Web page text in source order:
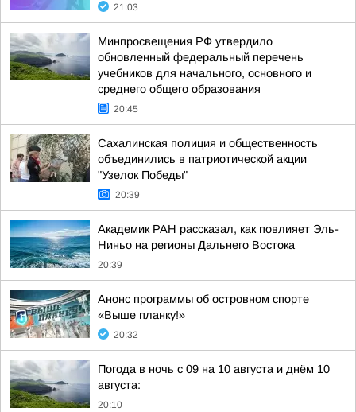
21:03
Минпросвещения РФ утвердило
обновленный федеральный перечень
учебников для начального, основного и
среднего общего образования
20:45
Сахалинская полиция и общественность
объединились в патриотической акции
"Узелок Победы"
20:39
Академик РАН рассказал, как повлияет Эль-
Ниньо на регионы Дальнего Востока
20:39
Анонс программы об островном спорте
«Выше планку!»
20:32
Погода в ночь с 09 на 10 августа и днём 10
августа:
20:10